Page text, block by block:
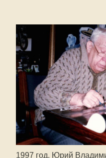
1997 год. Юрий